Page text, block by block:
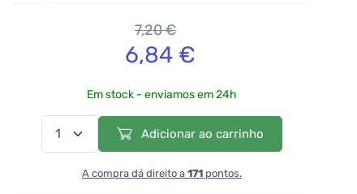
7,20 €
6,84 €
Em stock - enviamos em 24h
Adicionar ao carrinho
A compra dá direito a 171 pontos.